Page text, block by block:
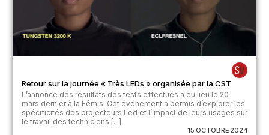
Retour sur la journée « Très LEDs » organisée par la CST
L’annonce des résultats des tests effectués a eu lieu le 20
mars dernier à la Fémis. Cet événement a permis d’explorer les
spécificités des projecteurs Led et l’impact de leurs usages sur
le travail des techniciens.[...]
15 OCTOBRE 2024